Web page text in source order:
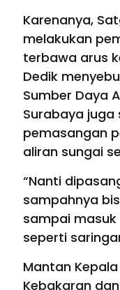
Karenanya,
melakukan
terbawa arus
Dedik
Sumber Daya
Surabaya
pemasangan
aliran sungai
“Nanti
sampahnya
sampai masuk
seperti
Mantan
Kebakaran